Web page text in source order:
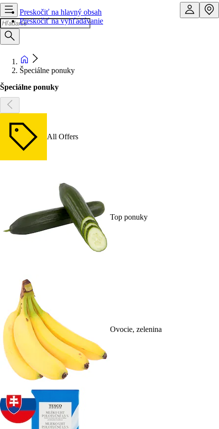
Preskočiť na hlavný obsah
Preskočiť na vyhľadávanie
Špeciálne ponuky
Špeciálne ponuky
All Offers
Top ponuky
Ovocie, zelenina